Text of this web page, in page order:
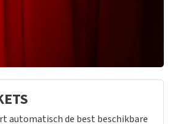
automatisch de best beschikbare